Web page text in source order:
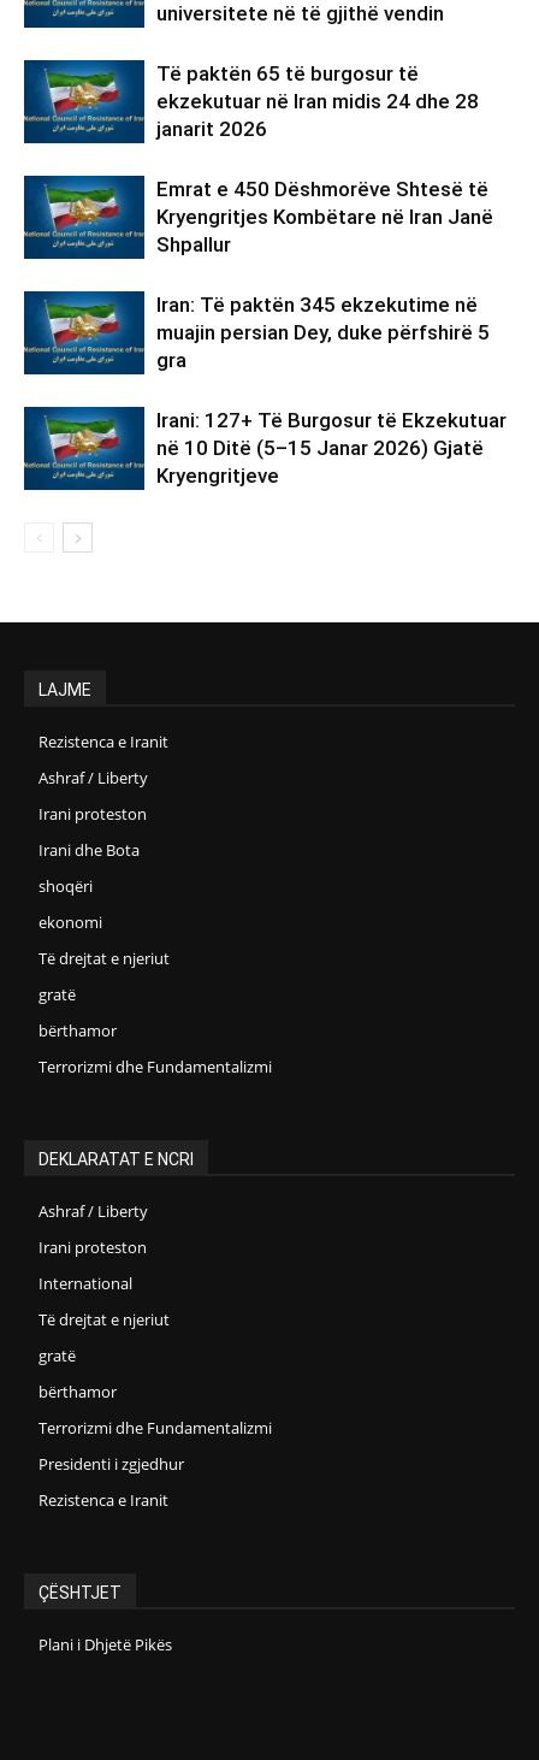
universitete në të gjithë vendin
Të paktën 65 të burgosur të
ekzekutuar në Iran midis 24 dhe 28
janarit 2026
Emrat e 450 Dëshmorëve Shtesë të
Kryengritjes Kombëtare në Iran Janë
Shpallur
Iran: Të paktën 345 ekzekutime në
muajin persian Dey, duke përfshirë 5
gra
Irani: 127+ Të Burgosur të Ekzekutuar
në 10 Ditë (5–15 Janar 2026) Gjatë
Kryengritjeve
LAJME
Rezistenca e Iranit
Ashraf / Liberty
Irani proteston
Irani dhe Bota
shoqëri
ekonomi
Të drejtat e njeriut
gratë
bërthamor
Terrorizmi dhe Fundamentalizmi
DEKLARATAT E NCRI
Ashraf / Liberty
Irani proteston
International
Të drejtat e njeriut
gratë
bërthamor
Terrorizmi dhe Fundamentalizmi
Presidenti i zgjedhur
Rezistenca e Iranit
ÇËSHTJET
Plani i Dhjetë Pikës